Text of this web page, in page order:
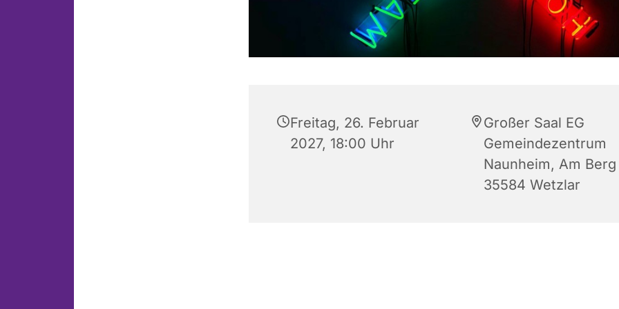
Freitag, 26. Februar
2027, 18:00 Uhr
Großer Saal EG
Gemeindezentrum
Naunheim, Am
35584 Wetzlar